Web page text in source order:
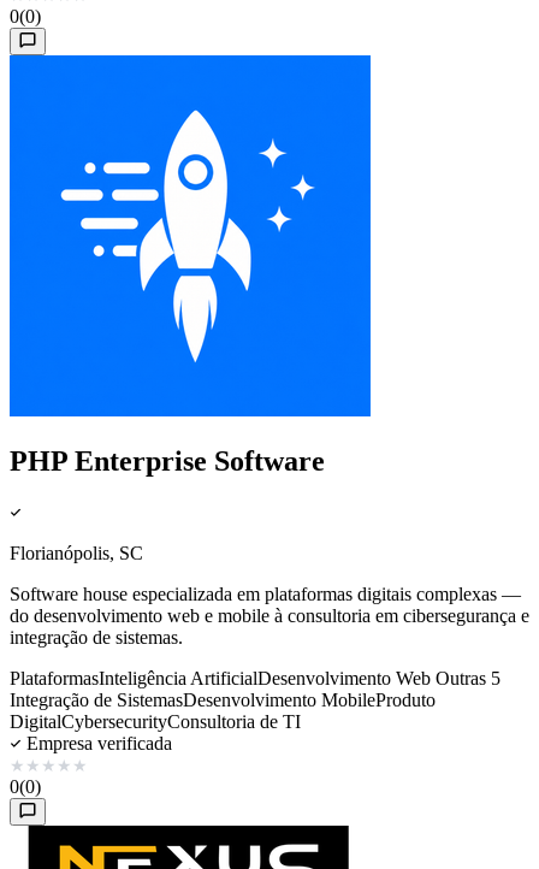
0(0)
PHP Enterprise Software
Florianópolis, SC
Software house especializada em plataformas digitais complexas —
do desenvolvimento web e mobile à consultoria em cibersegurança e
integração de sistemas.
PlataformasInteligência ArtificialDesenvolvimento Web Outras 5
Integração de SistemasDesenvolvimento MobileProduto
DigitalCybersecurityConsultoria de TI
Empresa verificada
★ ★ ★ ★ ★
0(0)